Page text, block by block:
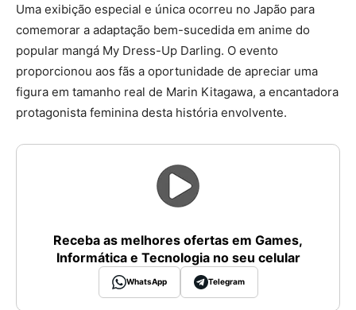
Uma exibição especial e única ocorreu no Japão para
comemorar a adaptação bem-sucedida em anime do
popular mangá My Dress-Up Darling. O evento
proporcionou aos fãs a oportunidade de apreciar uma
figura em tamanho real de Marin Kitagawa, a encantadora
protagonista feminina desta história envolvente.
Receba as melhores ofertas em Games,
Informática e Tecnologia no seu celular
WhatsApp Telegram